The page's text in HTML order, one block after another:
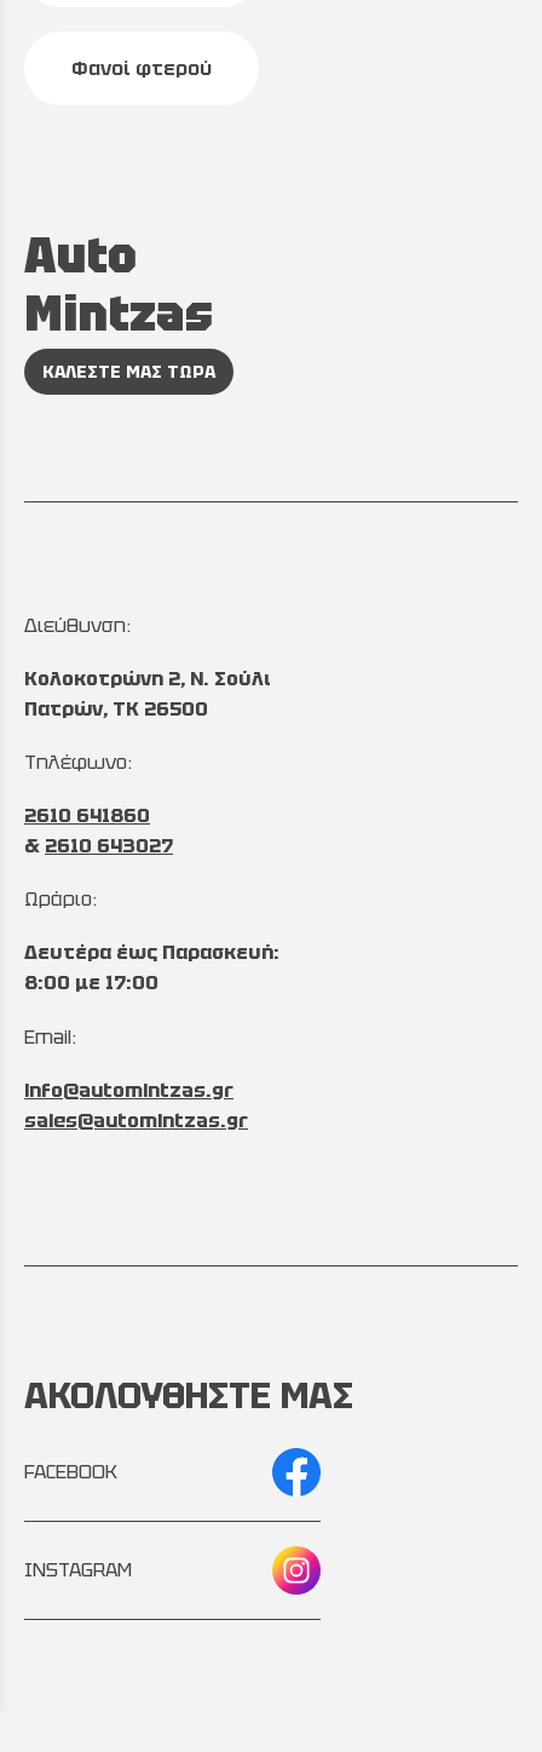
Φανοί φτερού
Auto
Mintzas
ΚΑΛΕΣΤΕ ΜΑΣ ΤΩΡΑ
Διεύθυνση:
Κολοκοτρώνη 2, Ν. Σούλι
Πατρών, TK 26500
Τηλέφωνο:
2610 641860
& 2610 643027
Ωράριο:
Δευτέρα έως Παρασκευή:
8:00 με 17:00
Email:
info@automintzas.gr
sales@automintzas.gr
ΑΚΟΛΟΥΘΗΣΤΕ ΜΑΣ
FACEBOOK
INSTAGRAM